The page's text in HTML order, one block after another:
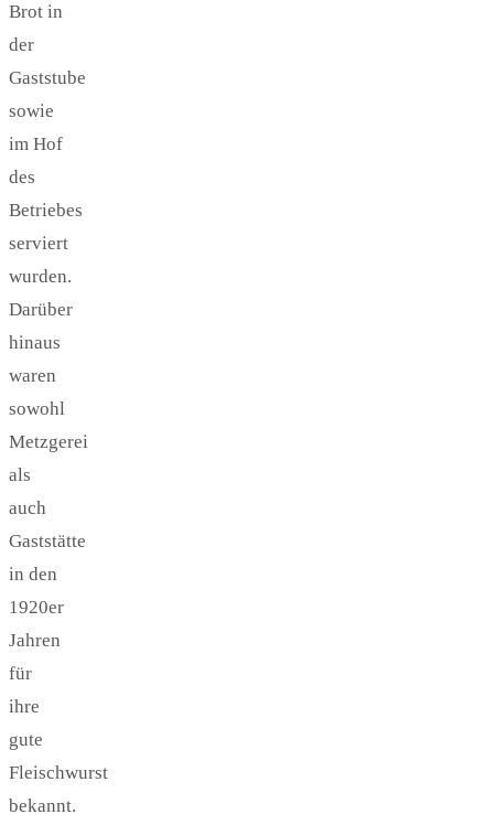
Brot in
der
Gaststube
sowie
im Hof
des
Betriebes
serviert
wurden.
Darüber
hinaus
waren
sowohl
Metzgerei
als
auch
Gaststätte
in den
1920er
Jahren
für
ihre
gute
Fleischwurst
bekannt.